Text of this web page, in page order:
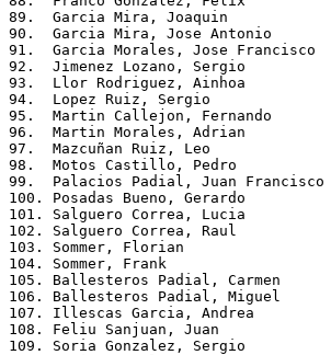
89.  Garcia Mira, Joaquin
90.  Garcia Mira, Jose Antonio
91.  Garcia Morales, Jose
92.  Jimenez Lozano, Sergio
93.  Llor Rodriguez, Ainhoa
94.  Lopez Ruiz, Sergio
95.  Martin Callejon, Fernando
96.  Martin Morales, Adrian
97.  Mazcuñan Ruiz, Leo
98.  Motos Castillo, Pedro
99.  Palacios Padial, Juan
100. Posadas Bueno, Gerardo
101. Salguero Correa, Lucia
102. Salguero Correa, Raul
103. Sommer, Florian
104. Sommer, Frank
105. Ballesteros Padial, Carmen
106. Ballesteros Padial, Miguel
107. Illescas Garcia, Andrea
108. Feliu Sanjuan, Juan
109. Soria Gonzalez, Sergio